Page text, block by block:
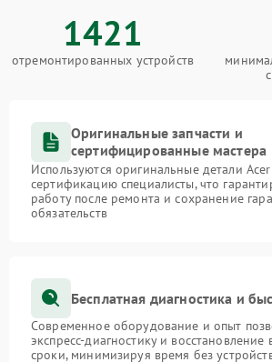
1421
отремонтированных устройств
Оригинальные запчасти и
сертифицированные мастера
Используются оригинальные детали
сертификацию специалисты, что
работу после ремонта и сохранение
обязательств
Бесплатная диагностика и
Современное оборудование и опыт
экспресс-диагностику и
сроки, минимизируя время без